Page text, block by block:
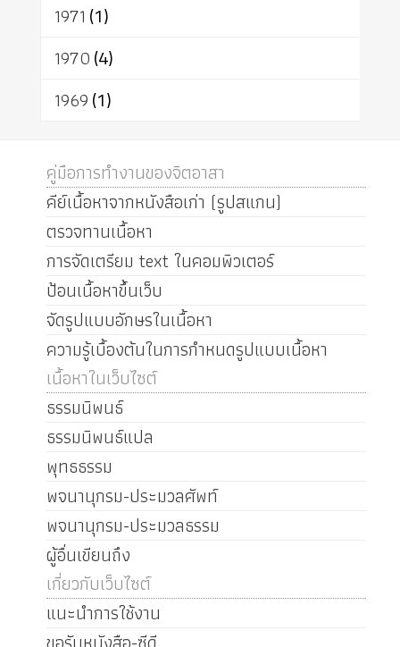
1971 (1)
1970(4)
1969(1)
คู่มือการทำงานของจิตอาสา
คีย์เนื้อหาจากหนังสือเก่า (รูปสแกน)
ตรวจทานเนื้อหา
การจัดเตรียม text ในคอมพิวเตอร์
ป้อนเนื้อหาขึ้นเว็บ
จัดรูปแบบอักษรในเนื้อหา
ความรู้เบื้องต้นในการกำหนดรูปแบบเนื้อหา
เนื้อหาในเว็บไซต์
ธรรมนิพนธ์
ธรรมนิพนธ์แปล
พุทธธรรม
พจนานุกรม-ประมวลศัพท์
พจนานุกรม-ประมวลธรรม
ผู้อื่นเขียนถึง
เกี่ยวกับเว็บไซต์
แนะนำการใช้งาน